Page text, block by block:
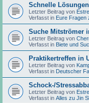
Schnelle
Letzter Beitrag von
Verfasst in Eure Fragen
Suche Mitströmer
Letzter Beitrag von
Verfasst in Biete und
Praktikertreffen in
Letzter Beitrag von
Verfasst in Deutscher
Schock-/
Letzter Beitrag von
Verfasst in Alles zu Jin